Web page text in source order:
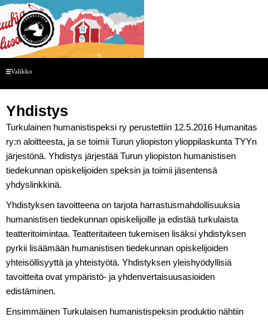
Siirry
sisältöön
Valikko
Yhdistys
Turkulainen humanistispeksi ry perustettiin 12.5.2016 Humanitas
ry:n aloitteesta, ja se toimii Turun yliopiston ylioppilaskunta TYYn
järjestönä. Yhdistys järjestää Turun yliopiston humanistisen
tiedekunnan opiskelijoiden speksin ja toimii jäsentensä
yhdyslinkkinä.
Yhdistyksen tavoitteena on tarjota harrastusmahdollisuuksia
humanistisen tiedekunnan opiskelijoille ja edistää turkulaista
teatteritoimintaa. Teatteritaiteen tukemisen lisäksi yhdistyksen
pyrkii lisäämään humanistisen tiedekunnan opiskelijoiden
yhteisöllisyyttä ja yhteistyötä. Yhdistyksen yleishyödyllisiä
tavoitteita ovat ympäristö- ja yhdenvertaisuusasioiden
edistäminen.
Ensimmäinen Turkulaisen humanistispeksin produktio nähtiin